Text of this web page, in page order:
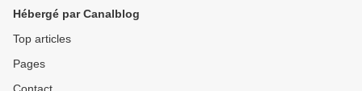
Hébergé par Canalblog
Top articles
Pages